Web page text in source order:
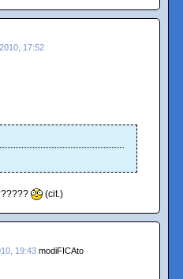
17:52
(cit.)
19:43 modiFICAto